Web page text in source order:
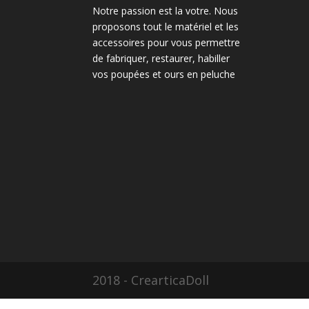
Notre passion est la votre. Nous
proposons tout le matériel et les
accessoires pour vous permettre
de fabriquer, restaurer, habiller
vos poupées et ours en peluche
2018 - CrearticaDoll